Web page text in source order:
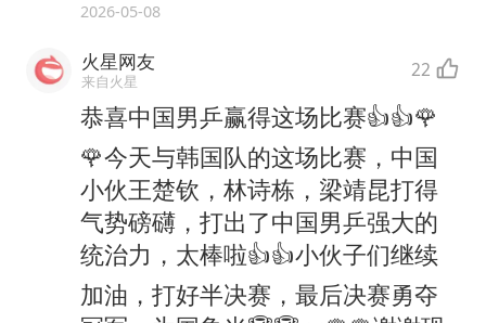
2026-05-08
火星网友
来自火星 22
恭喜中国男乒赢得这场比赛👍👍🌹
🌹今天与韩国队的这场比赛，中国
小伙王楚钦，林诗栋，梁靖昆打得
气势磅礴，打出了中国男乒强大的
统治力，太棒啦👍👍小伙子们继续
加油，打好半决赛，最后决赛勇夺